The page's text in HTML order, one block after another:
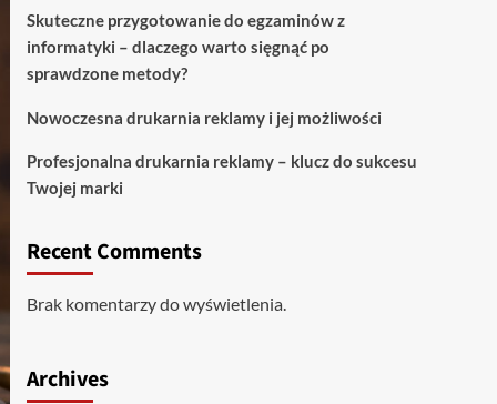
Skuteczne przygotowanie do egzaminów z
informatyki – dlaczego warto sięgnąć po
sprawdzone metody?
Nowoczesna drukarnia reklamy i jej możliwości
Profesjonalna drukarnia reklamy – klucz do sukcesu
Twojej marki
Recent Comments
Brak komentarzy do wyświetlenia.
Archives